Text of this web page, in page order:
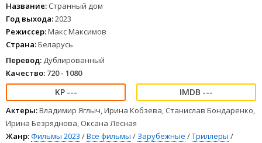
Название: Странный дом
Год выхода:2023
Режиссер:Макс Максимов
Страна:Беларусь
Перевод: Дублированный
Качество: 720 - 1080
--- ---
Актеры:Владимир Яглыч, Ирина Кобзева, Станислав Бондаренко,
Ирина Безряднова, Оксана Лесная
Жанр:Фильмы 2023 /Все фильмы / Зарубежные /Триллеры /